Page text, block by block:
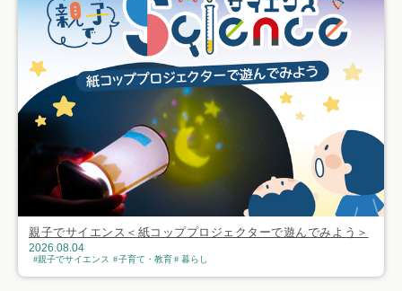
親子でサイエンス＜紙コッププロジェクターで遊んでみよう＞
2026.08.04
親子でサイエンス 子育て・教育 暮らし